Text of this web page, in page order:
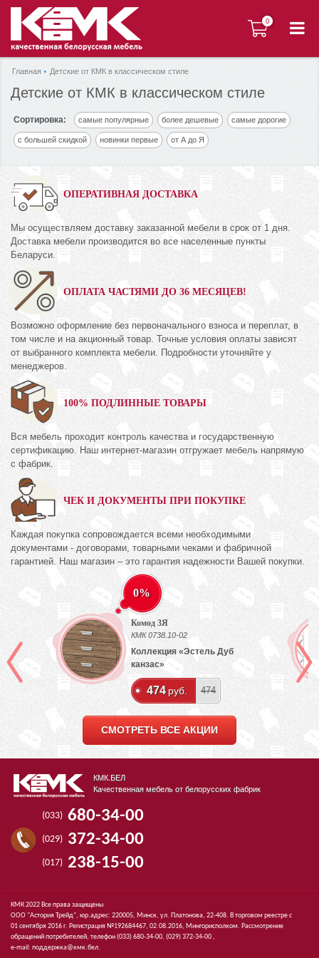
0
0
Главная Детские от КМК в классическом стиле
Детские от КМК в классическом стиле
Сортировка: самые популярные более дешевые самые дорогие
с большей скидкой новинки первые от А до Я
ОПЕРАТИВНАЯ ДОСТАВКА
Мы осуществляем доставку заказанной мебели в срок от 1 дня.
Доставка мебели производится во все населенные пункты
Беларуси.
ОПЛАТА ЧАСТЯМИ ДО 36 МЕСЯЦЕВ!
Возможно оформление без первоначального взноса и переплат, в
том числе и на акционный товар. Точные условия оплаты зависят
от выбранного комплекта мебели. Подробности уточняйте у
менеджеров.
100% ПОДЛИННЫЕ ТОВАРЫ
Вся мебель проходит контроль качества и государственную
сертификацию. Наш интернет-магазин отгружает мебель напрямую
с фабрик.
ЧЕК И ДОКУМЕНТЫ ПРИ ПОКУПКЕ
Каждая покупка сопровождается всеми необходимыми
документами - договорами, товарными чеками и фабричной
гарантией. Наш магазин – это гарантия надежности Вашей покупки.
0%
Комод 3Я
КМК 0738.10-02
Коллекция «Эстель Дуб
канзас»
474 руб. 474
СМОТРЕТЬ ВСЕ АКЦИИ
КМК.БЕЛ
Качественная мебель от белорусских фабрик
(033) 680-34-00
(029) 372-34-00
(017) 238-15-00
КМК 2022 Все права защищены
ООО "Астория Трейд", юр.адрес: 220005, Минск, ул. Платонова, 22-408. В торговом реестре с
01 сентября 2016 г. Регистрация №192684467, 02.08.2016, Мингорисполком. Рассмотрение
обращений потребителей, телефон(033)680-34-00, (029)372-34-00 ,
e-mail: поддержка@кмк.бел.